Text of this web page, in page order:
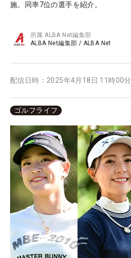
施。同率7位の選手を紹介。
所属ALBA Net編集部
ALBA Net編集部 / ALBA Net
配信日時： 2025年4月18日 11時00分
ゴルフライフ